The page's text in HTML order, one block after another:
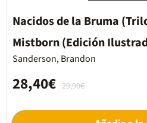
Nacidos de la Bruma
Mistborn (Edición
Sanderson, Brandon
29,90€
28,40€